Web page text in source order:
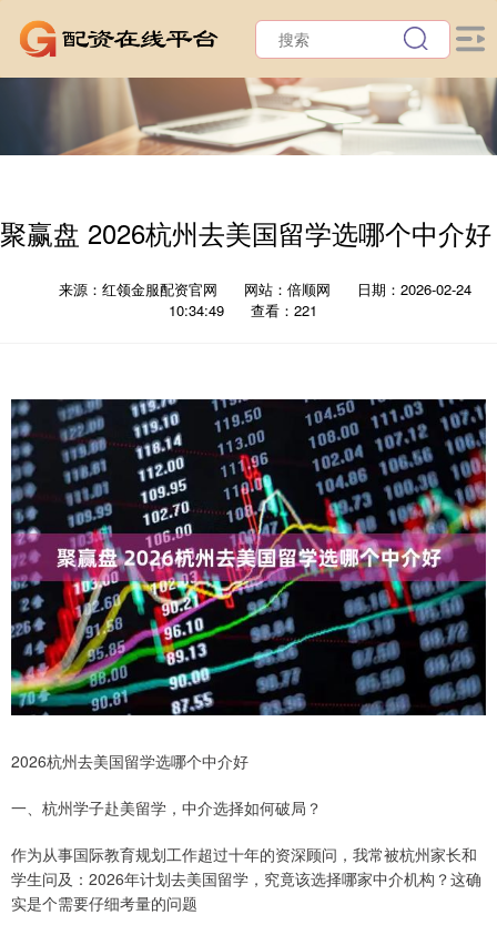
聚赢盘 2026杭州去美国留学选哪个中介好
来源：红领金服配资官网 网站：倍顺网
日期：2026-02-24
10:34:49
查看：221
2026杭州去美国留学选哪个中介好
一、杭州学子赴美留学，中介选择如何破局？
作为从事国际教育规划工作超过十年的资深顾问，我常被杭州家长和
学生问及：2026年计划去美国留学，究竟该选择哪家中介机构？这确
实是个需要仔细考量的问题